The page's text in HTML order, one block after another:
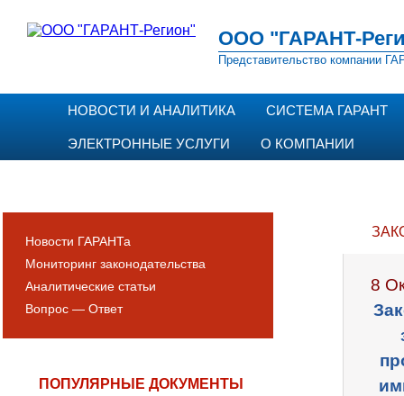
ООО "ГАРАНТ-
Представительство компании
НОВОСТИ И АНАЛИТИКА СИСТЕМА ГАРАНТ
ЭЛЕКТРОННЫЕ УСЛУГИ О КОМПАНИИ
Новости ГАРАНТа
Мониторинг законодательства
Аналитические статьи
Вопрос — Ответ
ПОПУЛЯРНЫЕ ДОКУМЕНТЫ
8